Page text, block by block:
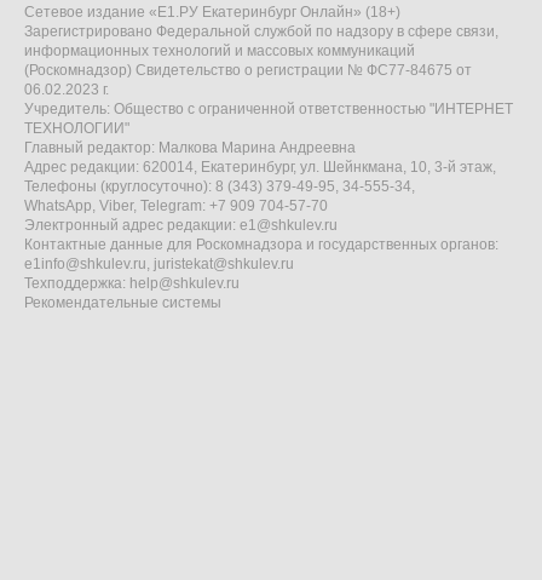
Сетевое издание «Е1.РУ Екатеринбург Онлайн» (18+)
Зарегистрировано Федеральной службой по надзору в сфере связи,
информационных технологий и массовых коммуникаций
(Роскомнадзор) Свидетельство о регистрации № ФС77-84675 от
06.02.2023 г.
Учредитель: Общество с ограниченной ответственностью "ИНТЕРНЕТ
ТЕХНОЛОГИИ"
Главный редактор: Малкова Марина Андреевна
Адрес редакции: 620014, Екатеринбург, ул. Шейнкмана, 10, 3-й этаж,
Телефоны (круглосуточно): 8 (343) 379-49-95, 34-555-34,
WhatsApp, Viber, Telegram: +7 909 704-57-70
Электронный адрес редакции: e1@shkulev.ru
Контактные данные для Роскомнадзора и государственных органов:
e1info@shkulev.ru, juristekat@shkulev.ru
Техподдержка: help@shkulev.ru
Рекомендательные системы